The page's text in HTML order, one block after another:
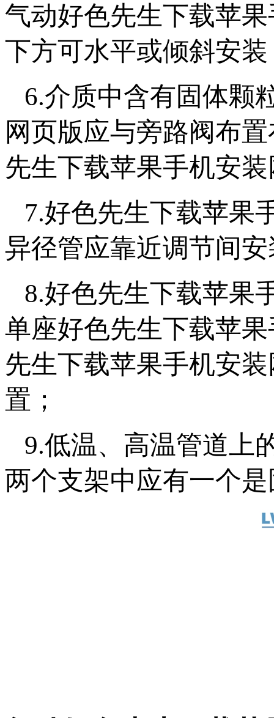
气动好色先生下载苹果
下方可水平或倾斜安装
6.介质中含有固体颗
网页版应与旁路阀布
先生下载苹果手机安装
7.好色先生下载苹果
异径管应靠近调节间安装
8.好色先生下载苹果
单座好色先生下载苹果
先生下载苹果手机安
置；
9.低温、高温管道
两个支架中应有一个是固